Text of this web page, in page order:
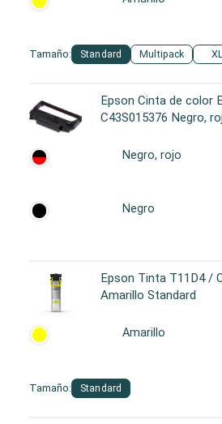
Tamaño: Standard Multipack XL
Epson Cinta de color
C43S015376 Negro,
Negro, rojo
Negro
Epson Tinta T11D4 /
Amarillo Standard
Tamaño: Standard
Amarillo